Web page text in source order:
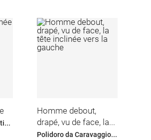
Homme debout,
drapé, vu de face, la...
Polidoro da Caravaggio...